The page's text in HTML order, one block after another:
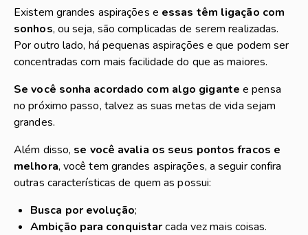
Existem grandes aspirações e essas têm ligação com
sonhos, ou seja, são complicadas de serem realizadas.
Por outro lado, há pequenas aspirações e que podem ser
concentradas com mais facilidade do que as maiores.
Se você sonha acordado com algo gigante e pensa
no próximo passo, talvez as suas metas de vida sejam
grandes.
Além disso, se você avalia os seus pontos fracos e
melhora, você tem grandes aspirações, a seguir confira
outras características de quem as possui:
Busca por evolução;
Ambição para conquistarcada vez mais coisas.